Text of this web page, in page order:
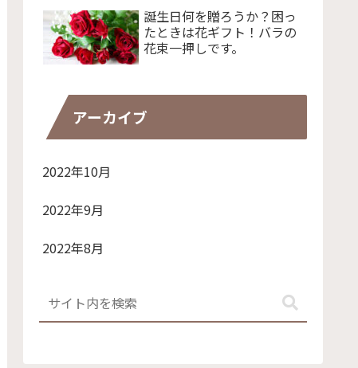
誕生日何を贈ろうか？困っ
たときは花ギフト！バラの
花束一押しです。
アーカイブ
2022年10月
2022年9月
2022年8月